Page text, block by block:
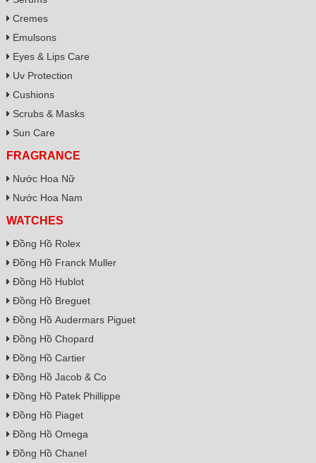
Cremes
Emulsons
Eyes & Lips Care
Uv Protection
Cushions
Scrubs & Masks
Sun Care
FRAGRANCE
Nước Hoa Nữ
Nước Hoa Nam
WATCHES
Đồng Hồ Rolex
Đồng Hồ Franck Muller
Đồng Hồ Hublot
Đồng Hồ Breguet
Đồng Hồ Audermars Piguet
Đồng Hồ Chopard
Đồng Hồ Cartier
Đồng Hồ Jacob & Co
Đồng Hồ Patek Phillippe
Đồng Hồ Piaget
Đồng Hồ Omega
Đồng Hồ Chanel